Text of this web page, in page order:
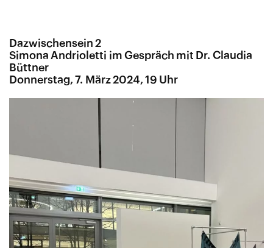
Dazwischensein 2
Simona Andrioletti im Gespräch mit Dr. Claudia
Büttner
Donnerstag, 7. März 2024, 19 Uhr